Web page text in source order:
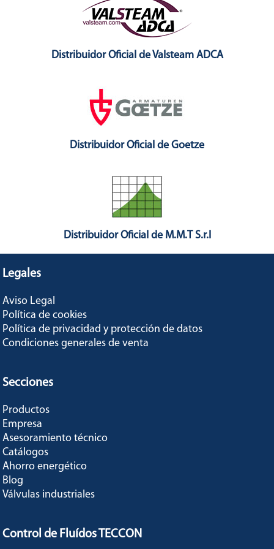
Distribuidor Oficial de Valsteam ADCA
Distribuidor Oficial de Goetze
Distribuidor Oficial de M.M.T S.r.l
Legales
Aviso Legal
Política de cookies
Política de privacidad y protección de datos
Condiciones generales de venta
Secciones
Productos
Empresa
Asesoramiento técnico
Catálogos
Ahorro energético
Blog
Válvulas industriales
Control de Fluídos TECCON